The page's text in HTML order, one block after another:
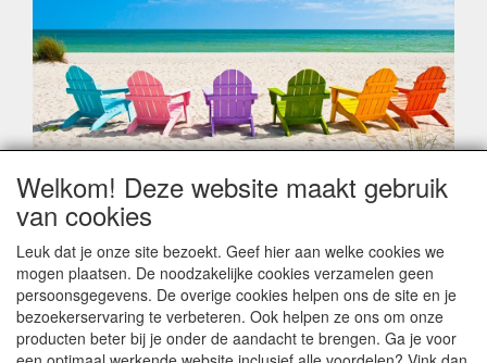
Geachte klant,
Zoals elk jaar zorgt de verlofperiode, naast een hoop
leveringsproblemen.
Sommige fabrikanten sluiten of werken met een
vakantiebezetting.
Bestellingen die vanaf +/- 15 juli geplaatst worden kunnen
hierdoor vertraging oplopen. Wanneer die voorradig is en alle
Welkom! Deze website maakt gebruik
van cookies
Leuk dat je onze site bezoekt. Geef hier aan welke cookies we
mogen plaatsen. De noodzakelijke cookies verzamelen geen
persoonsgegevens. De overige cookies helpen ons de site en je
bezoekerservaring te verbeteren. Ook helpen ze ons om onze
producten beter bij je onder de aandacht te brengen. Ga je voor